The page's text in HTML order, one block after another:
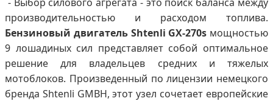
производительностью и расходом топлива.
Бензиновый двигатель Shtenli GX-270s мощностью
9 лошадиных сил представляет собой оптимальное
решение для владельцев средних и тяжелых
мотоблоков. Произведенный по лицензии немецкого
бренда Shtenli GMBH, этот узел сочетает европейские